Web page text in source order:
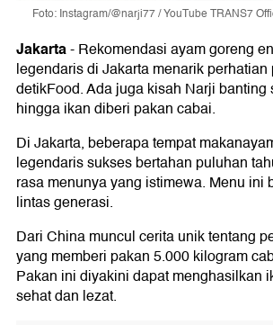
Foto: Instagram/@narji77 / YouTube TRANS7
Jakarta-Rekomendasi ayam goreng
legendaris di Jakarta menarik perhatian
detikFood. Ada juga kisah Narji banting
hingga ikan diberi pakan cabai.
Di Jakarta, beberapa tempat
legendaris sukses bertahan puluhan
rasa menunya yang istimewa. Menu ini
lintas generasi.
Dari China muncul cerita unik tentang
yang memberi pakan 5.000 kilogram
Pakan ini diyakini dapat menghasilkan
sehat dan lezat.